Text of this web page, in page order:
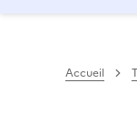
Accueil